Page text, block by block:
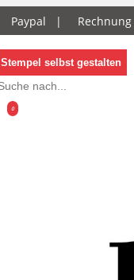
Paypal | Rechnung
Stempel selbst gestalten
0